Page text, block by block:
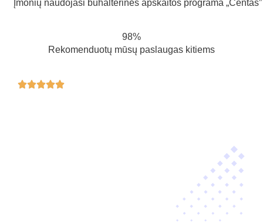
Įmonių naudojasi buhalterinės apskaitos programa „Centas”
98%
Rekomenduotų mūsų paslaugas kitiems
